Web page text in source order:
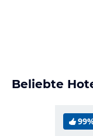
Beliebte